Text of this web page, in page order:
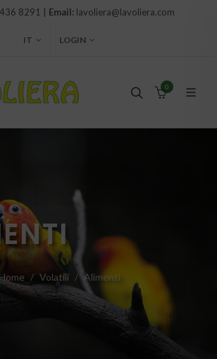
8291 | Email: lavoliera@lavoliera.com
IT LOGIN
0
Volatili Alimenti